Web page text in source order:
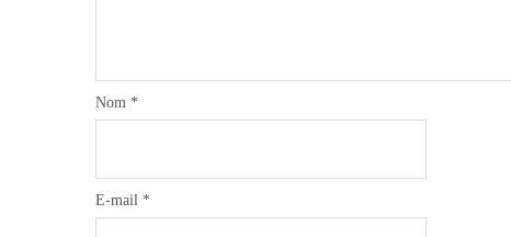
Nom *
E-mail *